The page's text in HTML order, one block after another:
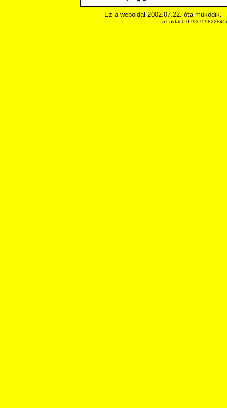
Ez a weboldal 2002.07.22. óta működik.
az oldal